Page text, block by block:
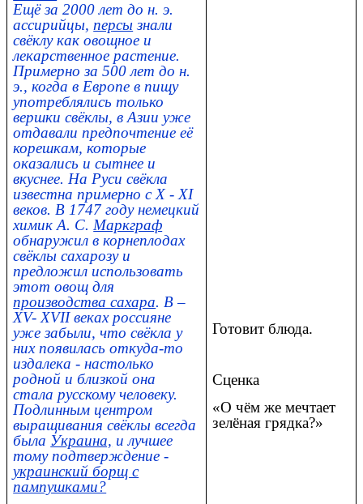
Ещё за 2000 лет до н. э.
ассирийцы, персызнали
свёклу как овощное и
лекарственное растение.
Примерно за 500 лет до н.
э., когда в Европе в пищу
употреблялись только
вершки свёклы, в Азии уже
отдавали предпочтение её
корешкам, которые
оказались и сытнее и
вкуснее. На Руси свёкла
известна примерно с X - XI
веков. В 1747 году немецкий
химик А. С. Маркграф
обнаружил в корнеплодах
свёклы сахарозу и
предложил использовать
этот овощ для
производства сахара. В –
XV- XVII веках россияне
уже забыли, что свёкла у
них появилась откуда-то
издалека - настолько
родной и близкой она
стала русскому человеку.
Подлинным центром
выращивания свёклы всегда
была Украина, и лучшее
тому подтверждение -
украинский борщ с
пампушками?
Готовит блюда.
Сценка
«О чём же мечтает
зелёная грядка?»